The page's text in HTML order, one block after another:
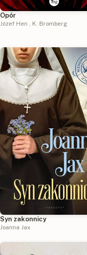
Opór
Józef Hen K. Bromberg
Syn zakonnicy
Joanna Jax